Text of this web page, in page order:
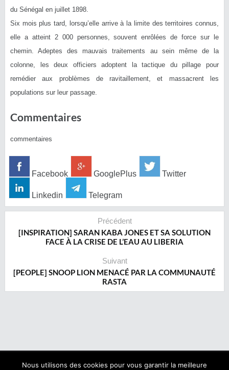
du Sénégal en juillet 1898.
Six mois plus tard, lorsqu’elle arrive à la limite des territoires connus,
elle a atteint 2 000 personnes, souvent enrôlées de force sur le
chemin. Adeptes des mauvais traitements au sein même de la
colonne, les deux officiers adoptent la tactique du pillage pour
remédier aux problèmes de ravitaillement, et massacrent les
populations sur leur passage.
Commentaires
commentaires
Facebook GooglePlus Twitter
Linkedin Telegram
Précédent
[INSPIRATION] SARAN KABA JONES ET SA SOLUTION
FACE À LA CRISE DE L’EAU AU LIBERIA
Suivant
[PEOPLE] SNOOP LION MENACÉ PAR LA COMMUNAUTÉ
RASTA
Nous utilisons des cookies pour vous garantir la meilleure